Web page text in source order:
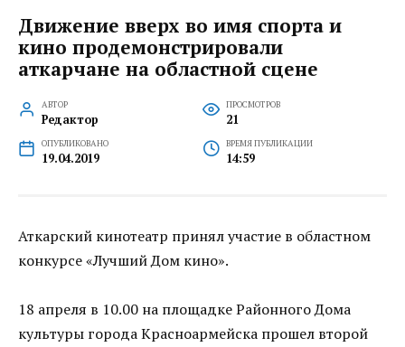
Движение вверх во имя спорта и
кино продемонстрировали
аткарчане на областной сцене
АВТОР
Редактор
ПРОСМОТРОВ
21
ОПУБЛИКОВАНО
19.04.2019
ВРЕМЯ ПУБЛИКАЦИИ
14:59
Аткарский кинотеатр принял участие в областном
конкурсе «Лучший Дом кино».
18 апреля в 10.00 на площадке Районного Дома
культуры города Красноармейска прошел второй